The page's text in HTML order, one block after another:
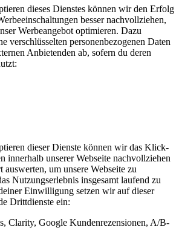
dieses Dienstes können wir den Erfolg
besser nachvollziehen,
Werbeangebot optimieren. Dazu
verschlüsselten personenbezogenen Daten
Anbietenden ab, sofern du deren
dieser Dienste können wir das Klick-
innerhalb unserer Webseite nachvollziehen
auswerten, um unsere Webseite zu
Nutzungserlebnis insgesamt laufend zu
Einwilligung setzen wir auf dieser
Drittdienste ein:
Clarity, Google Kundenrezensionen, A/B-